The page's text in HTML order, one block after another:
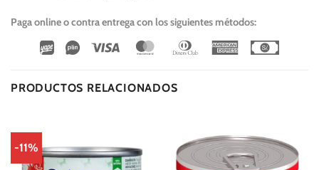
Paga online o contra entrega con los siguientes métodos:
Wirecard
Vipps Visa MasterCardDinners
American
PRODUCTOS RELACIONADOS
-11%